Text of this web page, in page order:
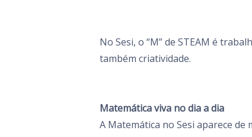
No Sesi, o “M” de STEAM é
também criatividade.
Matemática viva no dia a dia
A Matemática no Sesi aparece de